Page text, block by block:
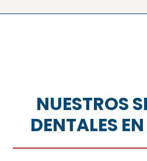
NUESTROS
DENTALES